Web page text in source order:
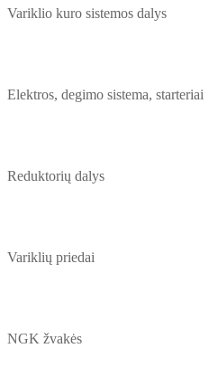
Variklio kuro sistemos dalys
Elektros, degimo sistema, starteriai
Reduktorių dalys
Variklių priedai
NGK žvakės